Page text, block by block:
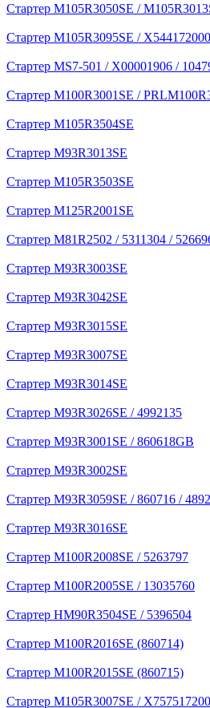
Стартер M105R3050SE /
Стартер M105R3095SE /
Стартер MS7-501 / X00001906 /
Стартер M100R3001SE /
Стартер M105R3504SE
Стартер M93R3013SE
Стартер M105R3503SE
Стартер M125R2001SE
Стартер M81R2502 / 5311304 /
Стартер M93R3003SE
Стартер M93R3042SE
Стартер M93R3015SE
Стартер M93R3007SE
Стартер M93R3014SE
Стартер M93R3026SE / 4992135
Стартер M93R3001SE / 860618GB
Стартер M93R3002SE
Стартер M93R3059SE / 860716 /
Стартер M93R3016SE
Стартер M100R2008SE / 5263797
Стартер M100R2005SE / 13035760
Стартер HM90R3504SE / 5396504
Стартер M100R2016SE (860714)
Стартер M100R2015SE (860715)
Стартер M105R3007SE /